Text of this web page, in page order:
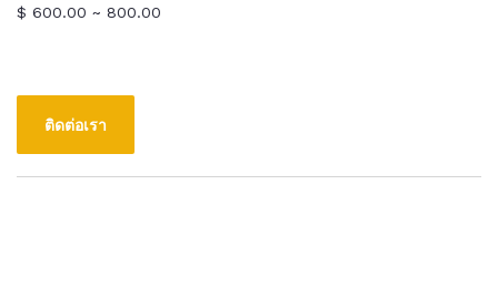
$ 600.00 ~ 800.00
ติดต่อเรา